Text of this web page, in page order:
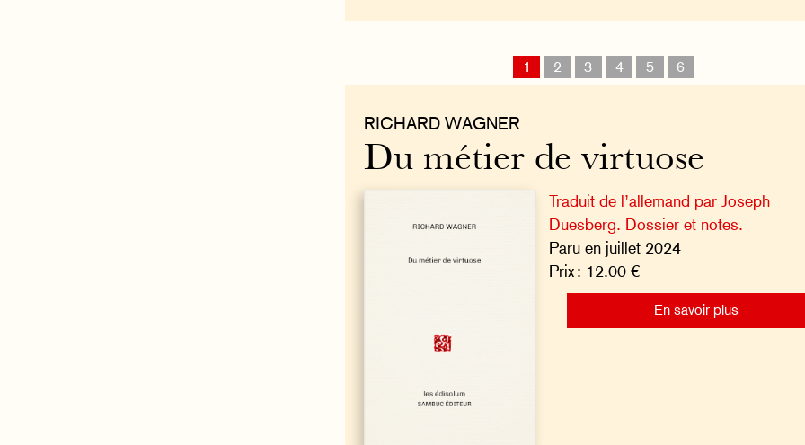
1 2 3 4 5 6
RICHARD WAGNER
Du métier de virtuose
Traduit de l’allemand par Joseph
Duesberg. Dossier et notes.
Paru en juillet 2024
Prix : 12.00 €
En savoir plus